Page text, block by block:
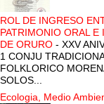
ROL DE INGRESO
PATRIMONIO ORAL E
DE ORURO - XXV
1 CONJU
FOLKLORICO
SOLOS...
Ecologia, Medio